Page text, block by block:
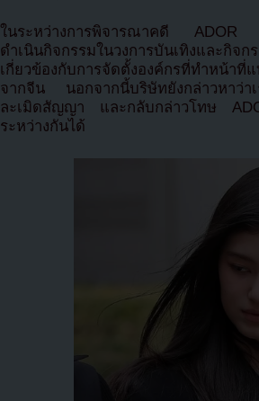
ในระหว่างการพิจารณาคดี ADOR ร
ดำเนินกิจกรรมในวงการบันเทิงและกิ
เกี่ยวข้องกับการจัดตั้งองค์กรที่ทำหน้า
จากจีน นอกจากนี้บริษัทยังกล่าวหาว่าเ
ละเมิดสัญญา และกลับกล่าวโทษ
ระหว่างกันได้